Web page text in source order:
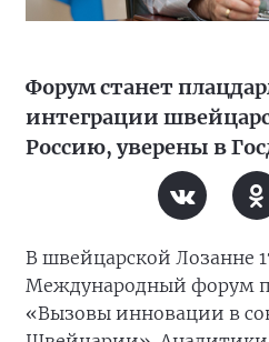
Форум станет
интеграции
Россию, уверены в
В швейцарской Лозанне
Международный форум
«Вызовы инновации в